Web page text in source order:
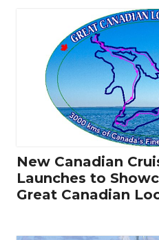
New Canadian
Launches to
Great Canadian